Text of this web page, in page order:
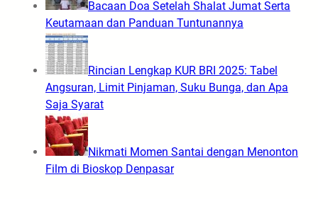
Bacaan Doa Setelah Shalat Jumat Serta
Keutamaan dan Panduan Tuntunannya
Rincian Lengkap KUR BRI 2025: Tabel
Angsuran, Limit Pinjaman, Suku Bunga, dan Apa
Saja Syarat
Nikmati Momen Santai dengan Menonton
Film di Bioskop Denpasar